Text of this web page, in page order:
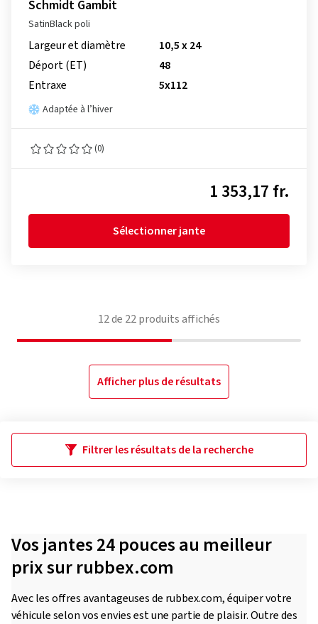
Schmidt Gambit
SatinBlack poli
Largeur et diamètre
10,5 x 24
Déport (ET)
48
Entraxe
5x112
Adaptée à l’hiver
(0)
1 353,17 fr.
Sélectionner jante
12de 22produits affichés
Afficher plus de résultats
Filtrer les résultats de la recherche
Vos jantes 24 pouces au meilleur
prix sur rubbex.com
Avec les offres avantageuses de rubbex.com, équiper votre
véhicule selon vos envies est une partie de plaisir. Outre des